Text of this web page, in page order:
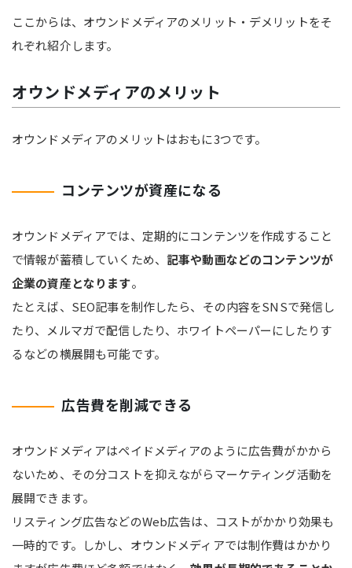
ここからは、オウンドメディアのメリット・デメリットをそ
れぞれ紹介します。
オウンドメディアのメリット
オウンドメディアのメリットはおもに3つです。
コンテンツが資産になる
オウンドメディアでは、定期的にコンテンツを作成すること
で情報が蓄積していくため、 記事や動画などのコンテンツが
企業の資産となります。
たとえば、SEO記事を制作したら、その内容をSNSで発信し
たり、メルマガで配信したり、ホワイトペーパーにしたりす
るなどの横展開も可能です。
広告費を削減できる
オウンドメディアはペイドメディアのように広告費がかから
ないため、その分コストを抑えながらマーケティング活動を
展開できます。
リスティング広告などのWeb広告は、コストがかかり効果も
一時的です。しかし、オウンドメディアでは制作費はかかり